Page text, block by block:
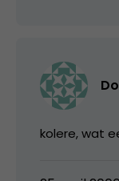
kolere, wat